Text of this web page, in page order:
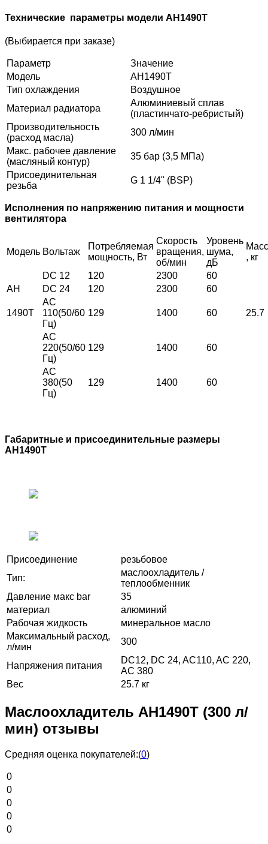
Технические параметры модели AH1490T
(Выбирается при заказе)
Параметр
Значение
Модель
AH1490T
Тип охлаждения
Воздушное
Материал радиатора
Алюминиевый сплав
(пластинчато-ребристый)
Производительность
(расход масла)
300 л/мин
Макс. рабочее давление
(масляный контур)
35 бар (3,5 МПа)
Присоединительная
резьба
G 1 1/4" (BSP)
Исполнения по напряжению питания и мощности
вентилятора
Модель Вольтаж
Потребляемая
мощность, Вт
Скорость
вращения,
об/мин
Уровень
шума,
дБ
, кг
DC 12
120 2300
60
АН
DC 24 120 2300 60
1490Т
АС
110(50/60
Гц)
129 1400 60 25.7
АС
220(50/60
Гц)
129 1400 60
АС
380(50
Гц)
129 1400 60
Габаритные и присоединительные размеры
AH1490T
Присоединение
резьбовое
Тип:
маслоохладитель /
теплообменник
Давление макс bar
35
материал
алюминий
Рабочая жидкость
минеральное масло
Максимальный расход,
л/мин
300
Напряжения питания
DC12, DC 24, AC110, AC 220,
AC 380
Вес
25.7 кг
Маслоохладитель AH1490Т (300 л/
мин) отзывы
Средняя оценка покупателей:(0)
0
0
0
0
0